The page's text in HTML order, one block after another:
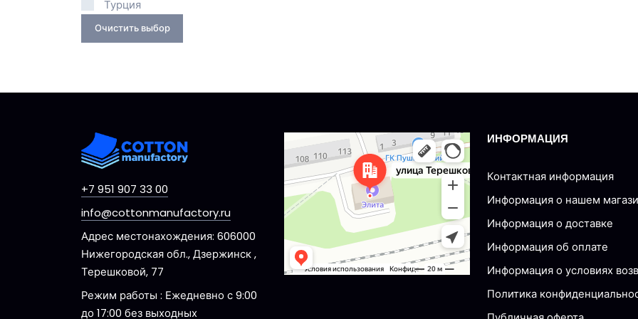
Турция
Очистить выбор
+7 951 907 33 00
info@cottonmanufactory.ru
Адрес местонахождения: 606000
Нижегородская обл., Дзержинск ,
Терешковой, 77
Режим работы : Ежедневно с 9:00
до 17:00 без выходных
Ulitsa Tereshkovoy, 77 — Yandex Maps
ИНФОРМАЦИЯ
Контактная информация
Информация о нашем
Информация о доставке
Информация об оплате
Информация о условиях
Политика